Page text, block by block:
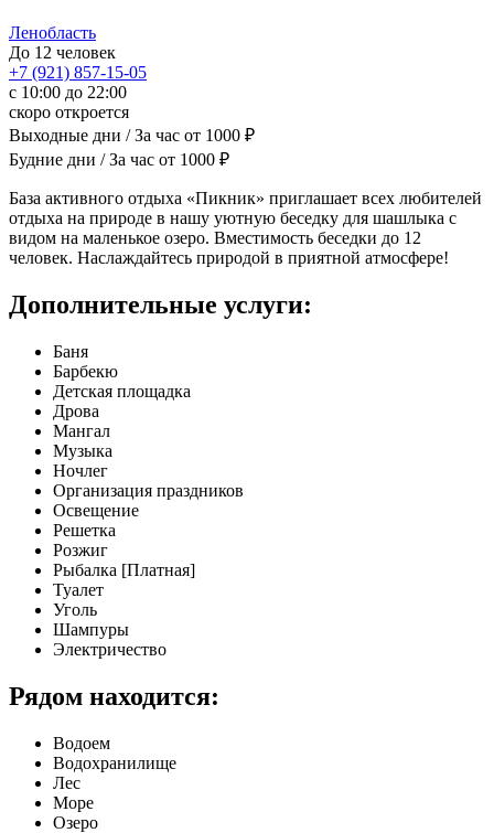
Ленобласть
До 12 человек
+7 (921) 857-15-05
с 10:00 до 22:00
скоро откроется
Выходные дни / За час от 1000 ₽
Будние дни / За час от 1000 ₽
База активного отдыха «Пикник» приглашает всех любителей
отдыха на природе в нашу уютную беседку для шашлыка с
видом на маленькое озеро. Вместимость беседки до 12
человек. Наслаждайтесь природой в приятной атмосфере!
Дополнительные услуги:
Баня
Барбекю
Детская площадка
Дрова
Мангал
Музыка
Ночлег
Организация праздников
Освещение
Решетка
Розжиг
Рыбалка [Платная]
Туалет
Уголь
Шампуры
Электричество
Рядом находится:
Водоем
Водохранилище
Лес
Море
Озеро